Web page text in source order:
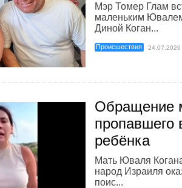
Мэр Томер Глам
маленьким
Диной Коган...
Происшествия 24.07.2026
Обращение
пропавшего
ребёнка
Мать Юваля
народ Израиля
поис...